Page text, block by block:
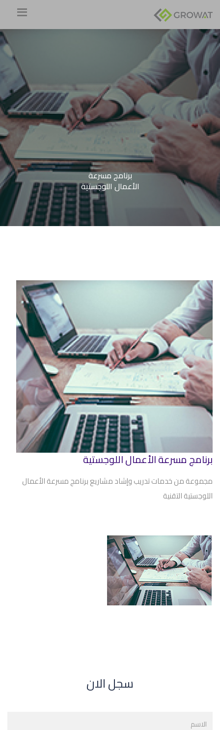
برنامج مسرعة
الأعمال اللوجستية
برنامج مسرعة الأعمال اللوجستية
مجموعة من خدمات تدريب وإشاد مشاريع برنامج مسرعة الأعمال
اللوجستية التقنية
سجل الان